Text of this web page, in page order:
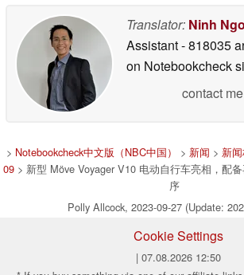
Translator: Ninh
Assistant- 818035
on Notebookcheck
contact
> Notebookcheck中文版（NBC中国） > 新闻 > 新
09> 新型 Möve Voyager V10 电动自行车亮相，配
序
Polly Allcock, 2023-09-27 (Update:
Cookie Settings
| 07.08.2026 12:50